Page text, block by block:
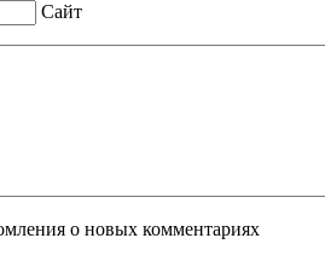
Сайт
о новых комментариях